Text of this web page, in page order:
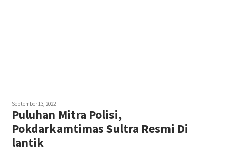
September 13, 2022
Puluhan Mitra Polisi,
Pokdarkamtimas Sultra Resmi Di
lantik